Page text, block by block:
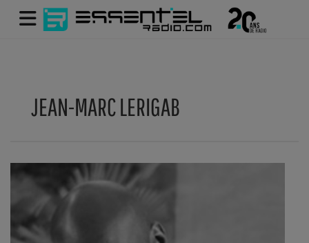
JEAN-MARC LERIGAB